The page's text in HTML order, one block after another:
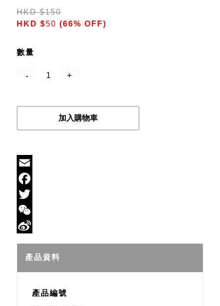
HKD$150
HKD $50 (66% OFF)
數量
加入購物車
Email
Facebook
Twitter
WeChat
Weibo
產品資料
產品編號